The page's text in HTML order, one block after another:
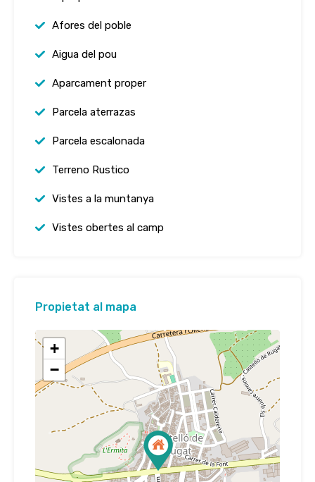
Afores del poble
Aigua del pou
Aparcament proper
Parcela aterrazas
Parcela escalonada
Terreno Rustico
Vistes a la muntanya
Vistes obertes al camp
Propietat al mapa
+
−